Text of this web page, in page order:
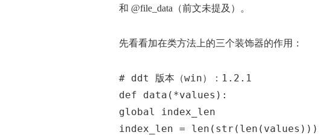
和 @file_data（前文未提及）。
先看看加在类方法上的三个装饰器的作用：
# ddt 版本（win）：1.2.1
def data(*values):
global index_len
index_len = len(str(len(values)))